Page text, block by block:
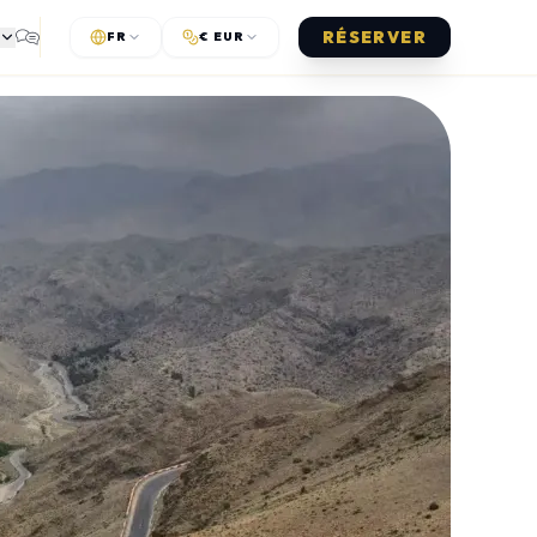
FR € EUR RÉSERVER